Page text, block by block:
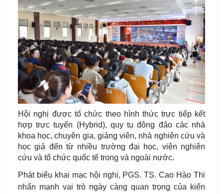
Hội nghị được tổ chức theo hình thức trực tiếp kết
hợp trực tuyến (Hybrid), quy tụ đông đảo các nhà
khoa học, chuyên gia, giảng viên, nhà nghiên cứu và
học giả đến từ nhiều trường đại học, viện nghiên
cứu và tổ chức quốc tế trong và ngoài nước.
Phát biểu khai mạc hội nghị, PGS. TS. Cao Hào Thi
nhấn mạnh vai trò ngày càng quan trọng của kiến